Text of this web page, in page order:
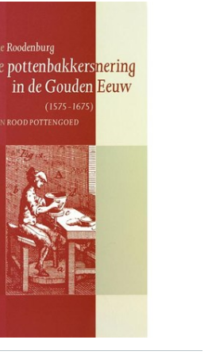
is mooi geïllustreerd en bevat
geraadpleegd.' S.E.
recensiebank;
soorten en maten. [...]
die het aandurven om voor
bronnen zodanig te
geschiedenis van een dorp
is zo'n man.' Ger Jan Onrust in: